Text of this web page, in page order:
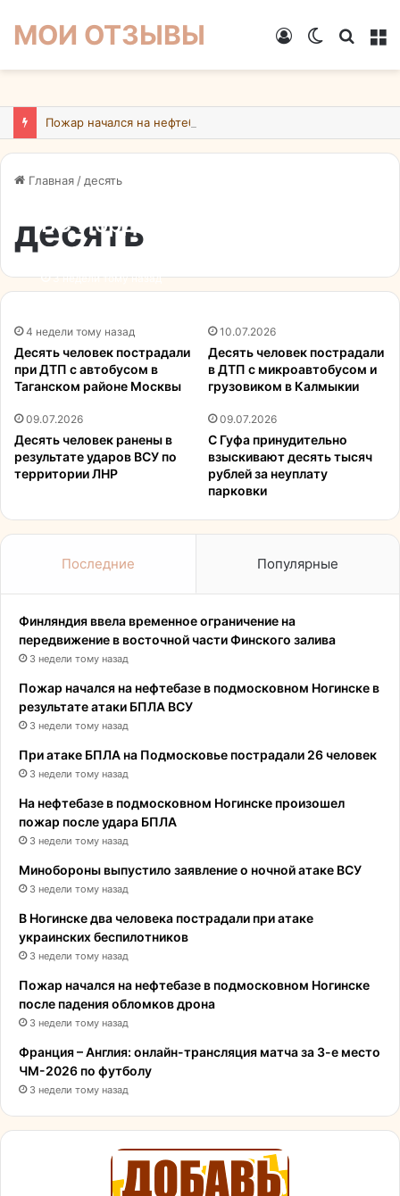
МОИ ОТЗЫВЫ
Switch
Войти
Главная / десять
десять
ВС Иордании перехватили
десять ракет, выпущенных
из Ирана
3 недели тому назад
4 недели тому назад
Десять человек пострадали
при ДТП с автобусом в
Таганском районе Москвы
10.07.2026
Десять человек пострадали
в ДТП с микроавтобусом и
грузовиком в Калмыкии
09.07.2026
Десять человек ранены в
результате ударов ВСУ по
территории ЛНР
09.07.2026
С Гуфа принудительно
взыскивают десять тысяч
рублей за неуплату
парковки
Последние Популярные
Финляндия ввела временное ограничение на
передвижение в восточной части Финского залива
3 недели тому назад
Пожар начался на нефтебазе в подмосковном Ногинске в
результате атаки БПЛА ВСУ
3 недели тому назад
При атаке БПЛА на Подмосковье пострадали 26 человек
3 недели тому назад
На нефтебазе в подмосковном Ногинске произошел
пожар после удара БПЛА
3 недели тому назад
Минобороны выпустило заявление о ночной атаке ВСУ
3 недели тому назад
В Ногинске два человека пострадали при атаке
украинских беспилотников
3 недели тому назад
Пожар начался на нефтебазе в подмосковном Ногинске
после падения обломков дрона
3 недели тому назад
Франция – Англия: онлайн-трансляция матча за 3-е место
ЧМ-2026 по футболу
3 недели тому назад